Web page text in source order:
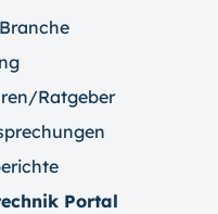
Ratgeber
Portal